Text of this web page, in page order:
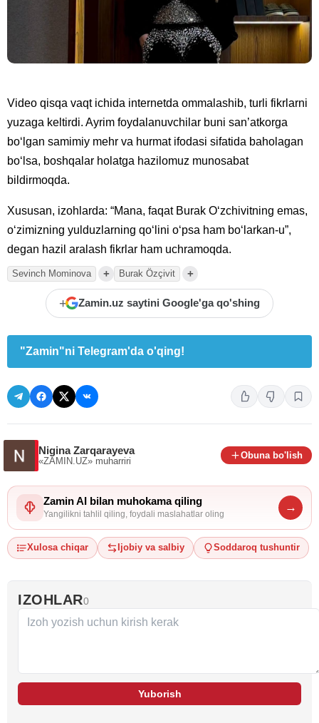
Video qisqa vaqt ichida internetda ommalashib, turli fikrlarni
yuzaga keltirdi. Ayrim foydalanuvchilar buni san’atkorga
bo‘lgan samimiy mehr va hurmat ifodasi sifatida baholagan
bo‘lsa, boshqalar holatga hazilomuz munosabat
bildirmoqda.
Xususan, izohlarda: “Mana, faqat Burak O‘zchivitning emas,
o‘zimizning yulduzlarning qo‘lini o‘psa ham bo‘larkan-u”,
degan hazil aralash fikrlar ham uchramoqda.
Sevinch Mominova + Burak Özçivit +
+ Zamin.uz saytini Google'ga qo'shing
"Zamin"ni Telegram'da o'qing!
Nigina Zarqarayeva
«ZAMIN.UZ» muharriri
Obuna bo'lish
Zamin AI bilan muhokama qiling
Yangilikni tahlil qiling, foydali maslahatlar oling
→
Xulosa chiqar Ijobiy va salbiy Soddaroq tushuntir
IZOHLAR0
Yuborish